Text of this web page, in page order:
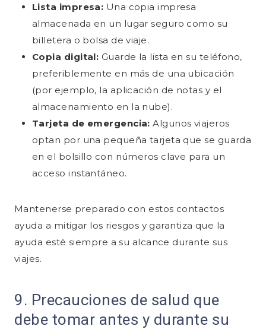
Lista impresa: Una copia impresa
almacenada en un lugar seguro como su
billetera o bolsa de viaje.
Copia digital: Guarde la lista en su teléfono,
preferiblemente en más de una ubicación
(por ejemplo, la aplicación de notas y el
almacenamiento en la nube).
Tarjeta de emergencia:Algunos viajeros
optan por una pequeña tarjeta que se guarda
en el bolsillo con números clave para un
acceso instantáneo.
Mantenerse preparado con estos contactos
ayuda a mitigar los riesgos y garantiza que la
ayuda esté siempre a su alcance durante sus
viajes.
9. Precauciones de salud que
debe tomar antes y durante su